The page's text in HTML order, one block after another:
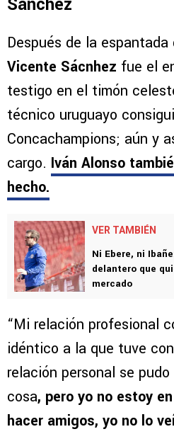
Sánchez
Después de la
Vicente Sácnhez fue el
testigo en el timón
técnico uruguayo
Concachampions; aún y
cargo. Iván Alonso
hecho.
VER TAMBIÉN
Ni Ebere, ni
delantero que
mercado
“Mi relación profesional
idéntico a la que tuve
relación personal se
cosa, pero yo no estoy
hacer amigos, yo no lo